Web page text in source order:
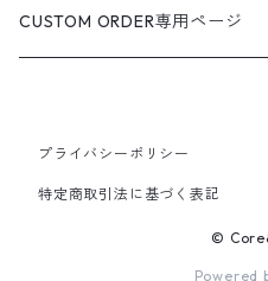
CUSTOM ORDER専用ページ
プライバシーポリシー
特定商取引法に基づく表記
©
Powered